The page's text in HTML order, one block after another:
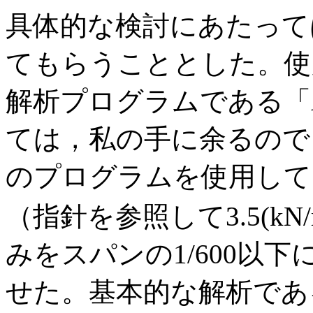
具体的な検討にあたっ
てもらうこととした。
解析プログラムである
ては，私の手に余るの
のプログラムを使用し
（指針を参照して
みをスパンの1/600以下
せた。基本的な解析で